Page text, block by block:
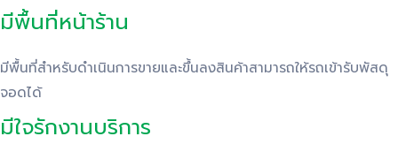
มีพื้นที่หน้าร้าน
มีพื้นที่สำหรับดำเนินการขายและขึ้นลงสินค้าสามารถให้รถเข้ารับพัสดุ
จอดได้
มีใจรักงานบริการ